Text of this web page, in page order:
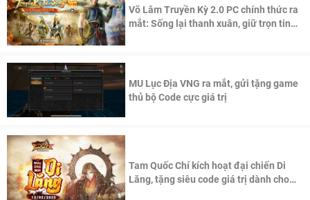
Võ Lâm Truyền Kỳ 2.0 PC chính thức ra
mắt: Sống lại thanh xuân, giữ trọn tinh
MU Lục Địa VNG ra mắt, gửi tặng game
thủ bộ Code cực giá trị
Tam Quốc Chí kích hoạt đại chiến Di
Lăng, tặng siêu code giá trị dành cho